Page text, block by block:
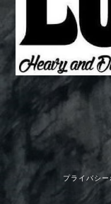
プライバシ